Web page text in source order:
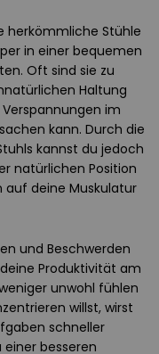
herkömmliche Stühle
in einer bequemen
Oft sind sie zu
Haltung
im
kann. Durch die
kannst du jedoch
natürlichen Position
auf deine Muskulatur
und Beschwerden
Produktivität am
unwohl fühlen
willst, wirst
schneller
einer besseren